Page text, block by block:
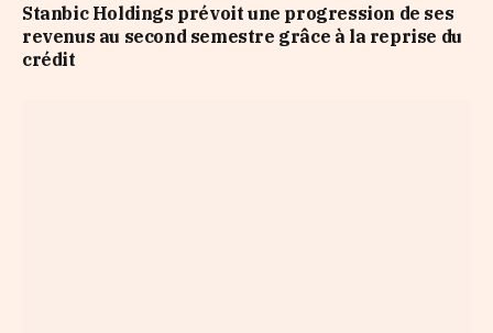
Stanbic Holdings prévoit une progression de ses
revenus au second semestre grâce à la reprise du
crédit